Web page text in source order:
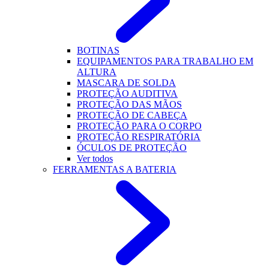
BOTINAS
EQUIPAMENTOS PARA TRABALHO EM
ALTURA
MASCARA DE SOLDA
PROTEÇÃO AUDITIVA
PROTEÇÃO DAS MÃOS
PROTEÇÃO DE CABEÇA
PROTEÇÃO PARA O CORPO
PROTEÇÃO RESPIRATÓRIA
ÓCULOS DE PROTEÇÃO
Ver todos
FERRAMENTAS A BATERIA